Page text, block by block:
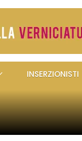
INSERZIONISTI